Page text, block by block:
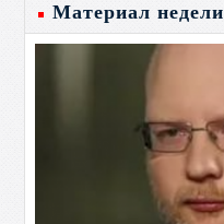
Материал недели